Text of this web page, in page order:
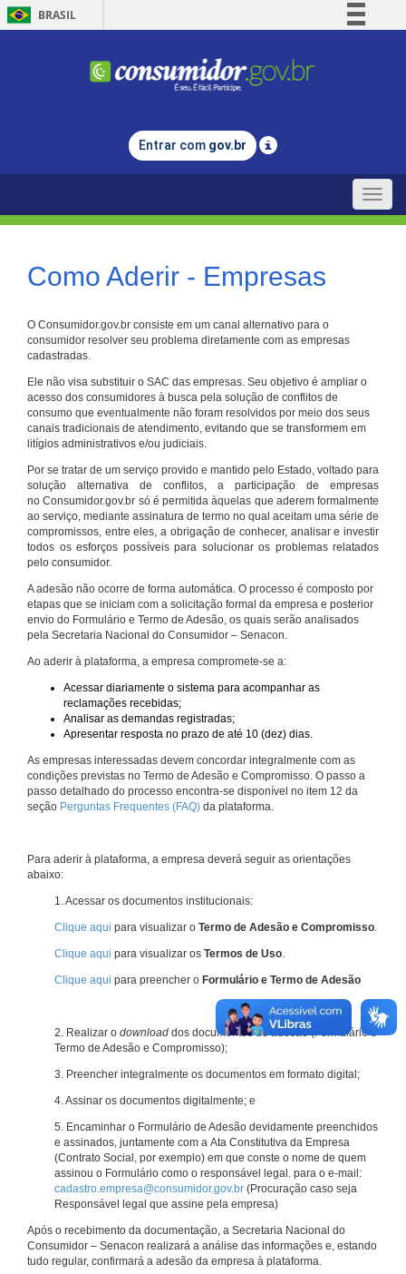
BRASIL
Comunica BR
Legislação
Entrar com gov.br
Toggle
Como Aderir - Empresas
O Consumidor.gov.br consiste em um canal alternativo para o
consumidor resolver seu problema diretamente com as empresas
cadastradas.
Ele não visa substituir o SAC das empresas. Seu objetivo é ampliar o
acesso dos consumidores à busca pela solução de conflitos de
consumo que eventualmente não foram resolvidos por meio dos seus
canais tradicionais de atendimento, evitando que se transformem em
litígios administrativos e/ou judiciais.
Por se tratar de um serviço provido e mantido pelo Estado, voltado para
solução alternativa de conflitos, a participação de empresas
no Consumidor.gov.br só é permitida àquelas que aderem formalmente
ao serviço, mediante assinatura de termo no qual aceitam uma série de
compromissos, entre eles, a obrigação de conhecer, analisar e investir
todos os esforços possíveis para solucionar os problemas relatados
pelo consumidor.
A adesão não ocorre de forma automática. O processo é composto por
etapas que se iniciam com a solicitação formal da empresa e posterior
envio do Formulário e Termo de Adesão, os quais serão analisados
pela Secretaria Nacional do Consumidor – Senacon.
Ao aderir à plataforma, a empresa compromete-se a:
Acessar diariamente o sistema para acompanhar as
reclamações recebidas;
Analisar as demandas registradas;
Apresentar resposta no prazo de até 10 (dez) dias.
As empresas interessadas devem concordar integralmente com as
condições previstas no Termo de Adesão e Compromisso. O passo a
passo detalhado do processo encontra-se disponível no item 12 da
seção Perguntas Frequentes (FAQ) da plataforma.
Para aderir à plataforma, a empresa deverá seguir as orientações
abaixo:
1. Acessar os documentos institucionais:
Clique aqui para visualizar o Termo de Adesão e Compromisso.
Clique aqui para visualizar os Termos de Uso.
Clique aqui para preencher o Formulário e Termo de Adesão
2. Realizar o download dos documentos de adesão (Formulário e
Termo de Adesão e Compromisso);
3. Preencher integralmente os documentos em formato digital;
4. Assinar os documentos digitalmente; e
5. Encaminhar o Formulário de Adesão devidamente preenchidos
e assinados, juntamente com a Ata Constitutiva da Empresa
(Contrato Social, por exemplo) em que conste o nome de quem
assinou o Formulário como o responsável legal. para o e-mail:
cadastro.empresa@consumidor.gov.br (Procuração caso seja
Responsável legal que assine pela empresa)
Após o recebimento da documentação, a Secretaria Nacional do
Consumidor – Senacon realizará a análise das informações e, estando
tudo regular, confirmará a adesão da empresa à plataforma.